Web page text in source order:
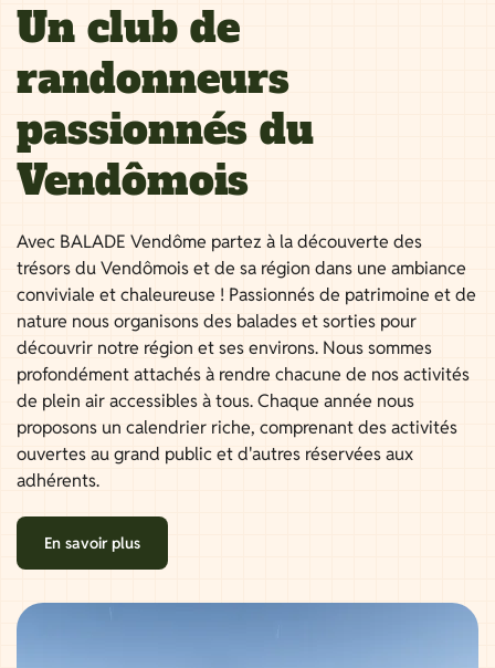
Un club de
randonneurs
passionnés du
Vendômois
Avec BALADE Vendôme partez à la découverte des
trésors du Vendômois et de sa région dans une ambiance
conviviale et chaleureuse ! Passionnés de patrimoine et de
nature nous organisons des balades et sorties pour
découvrir notre région et ses environs. Nous sommes
profondément attachés à rendre chacune de nos activités
de plein air accessibles à tous. Chaque année nous
proposons un calendrier riche, comprenant des activités
ouvertes au grand public et d'autres réservées aux
adhérents.
En savoir plus